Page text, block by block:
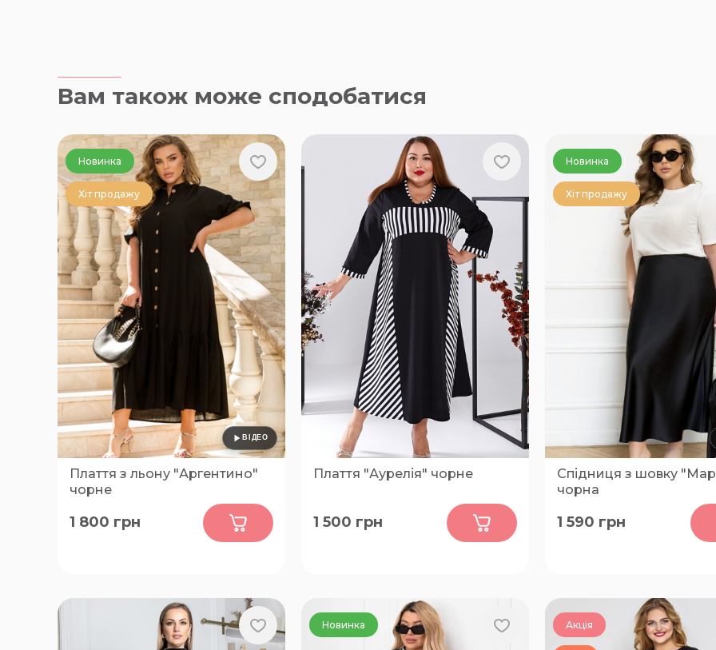
Вам також може сподобатися
Новинка
Хіт продажу
Плаття з льону "Аргентино"
чорне
48-50, 52-54, 56-58, 60-62, 64-66,
1 800 грн
Плаття "Аурелія" чорне
62-64, 66-68, 74-76, 78-80
1 500 грн
Новинка
Хіт продажу
Спідниця з шовку
чорна
46-48, 50-52, 54-56, 58-60,
1 590 грн
Новинка Акція